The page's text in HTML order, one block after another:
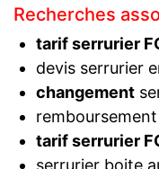
Recherches
tarif serrurier
devis serrurier
changement
tarif serrurier
serrurier boite